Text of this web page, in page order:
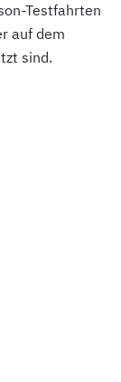
Testfahrten
auf dem
sind.